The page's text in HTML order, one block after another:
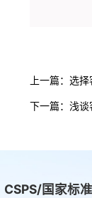
上一篇： 选择
下一篇： 浅谈
CSPS/国家标